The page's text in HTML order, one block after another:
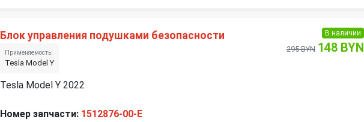
Блок управления подушками безопасности
Применяемость:
Tesla Model Y
Tesla Model Y 2022
Номер запчасти: 1512876-00-E
В наличии
295 BYN 148 BYN